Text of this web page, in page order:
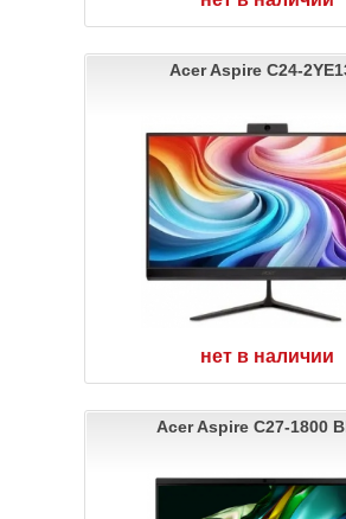
Acer Aspire C24-
нет в наличии
Acer Aspire C27-1800